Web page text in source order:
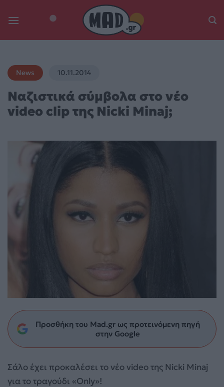
News 10.11.2014
Ναζιστικά σύμβολα στο νέο
video clip της Nicki Minaj;
Προσθήκη του Mad.gr ως προτεινόμενη πηγή
στην Google
Σάλο έχει προκαλέσει το νέο video της Nicki Minaj
για το τραγούδι «Only»!